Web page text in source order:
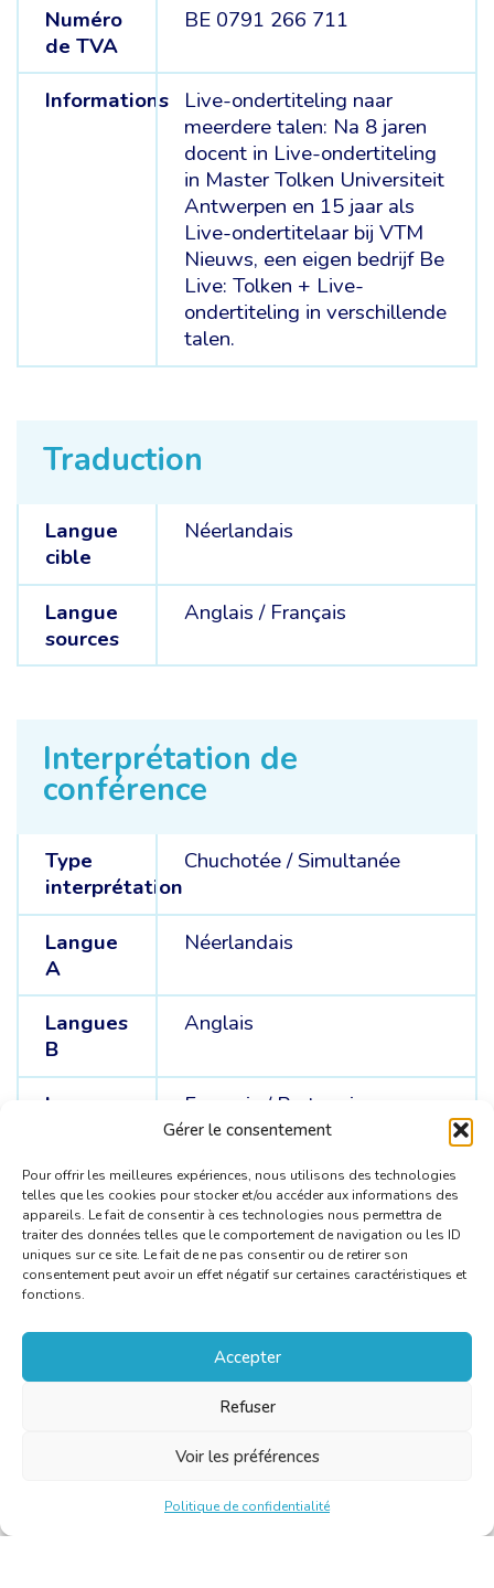
Gérer le consentement
Pour offrir les meilleures expériences, nous utilisons des technologies
telles que les cookies pour stocker et/ou accéder aux informations des
appareils. Le fait de consentir à ces technologies nous permettra de
traiter des données telles que le comportement de navigation ou les ID
uniques sur ce site. Le fait de ne pas consentir ou de retirer son
consentement peut avoir un effet négatif sur certaines caractéristiques et
fonctions.
Accepter
Refuser
Voir les préférences
Politique de confidentialité
Numéro
de TVA
BE 0791 266 711
Informations
Live-ondertiteling naar
meerdere talen: Na 8 jaren
docent in Live-ondertiteling
in Master Tolken Universiteit
Antwerpen en 15 jaar als
Live-ondertitelaar bij VTM
Nieuws, een eigen bedrijf Be
Live: Tolken + Live-
ondertiteling in verschillende
talen.
Traduction
Langue
cible
Néerlandais
Langue
sources
Anglais / Français
Interprétation de
conférence
Type
interprétation
Chuchotée/Simultanée
Langue
A
Néerlandais
Langues
B
Anglais
Langues
Français / Portugais